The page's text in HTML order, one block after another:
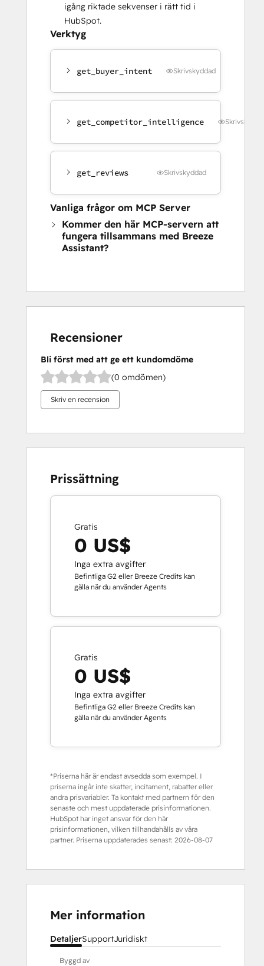
igång riktade sekvenser i rätt tid i
HubSpot.
Verktyg
get_buyer_intent Skrivskyddad
get_competitor_intelligence
get_reviews Skrivskyddad
Vanliga frågor om MCP Server
Kommer den här MCP-servern att
fungera tillsammans med Breeze
Assistant?
Recensioner
Bli först med att ge ett kundomdöme
(0 omdömen)
Skriv en recension
Prissättning
Gratis
0 US$
Inga extra avgifter
Befintliga G2 eller Breeze Credits kan
gälla när du använder Agents
Gratis
0 US$
Inga extra avgifter
Befintliga G2 eller Breeze Credits kan
gälla när du använder Agents
*Priserna här är endast avsedda som exempel. I
priserna ingår inte skatter, incitament, rabatter eller
andra prisvariabler. Ta kontakt med partnern för den
senaste och mest uppdaterade prisinformationen.
HubSpot har inget ansvar för den här
prisinformationen, vilken tillhandahålls av våra
partner. Priserna uppdaterades senast: 2026-08-07
Mer information
DetaljerSupportJuridiskt
Byggd av